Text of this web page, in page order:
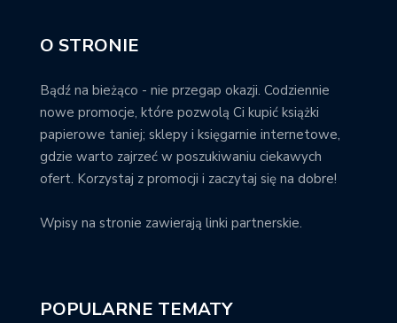
O STRONIE
Bądź na bieżąco - nie przegap okazji. Codziennie
nowe promocje, które pozwolą Ci kupić książki
papierowe taniej; sklepy i księgarnie internetowe,
gdzie warto zajrzeć w poszukiwaniu ciekawych
ofert. Korzystaj z promocji i zaczytaj się na dobre!
Wpisy na stronie zawierają linki partnerskie.
POPULARNE TEMATY